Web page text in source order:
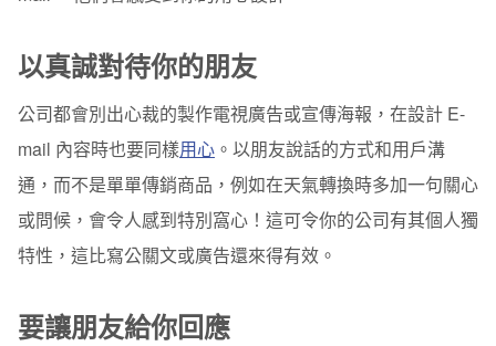
以真誠對待你的朋友
公司都會別出心裁的製作電視廣告或宣傳海報，在設計 E-
mail 內容時也要同樣用心 。以朋友說話的方式和用戶溝
通，而不是單單傳銷商品，例如在天氣轉換時多加一句關心
或問候，會令人感到特別窩心！這可令你的公司有其個人獨
特性，這比寫公關文或廣告還來得有效。
要讓朋友給你回應